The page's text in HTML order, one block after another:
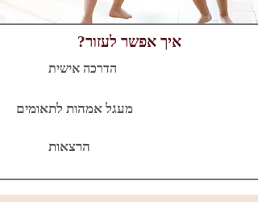
איך אפשר לעזור?
הדרכה אישית
מעגל אמהות לתאומים
הרצאות